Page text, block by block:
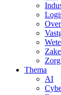
Thema
AI